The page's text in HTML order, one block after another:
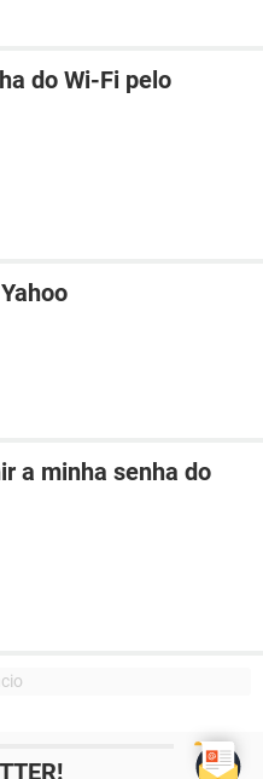
do Wi-Fi pelo
a minha senha do